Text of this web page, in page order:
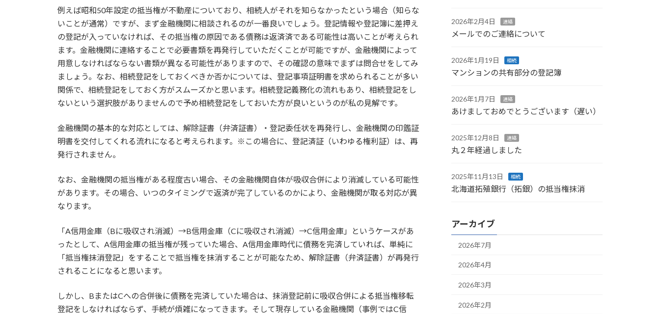
例えば昭和50年設定の抵当権が不動産についており、相続人がそれを知らなかったという場合（知らな
いことが通常）ですが、まず金融機関に相談されるのが一番良いでしょう。登記情報や登記簿に差押え
の登記が入っていなければ、その抵当権の原因である債務は返済済である可能性は高いことが考えられ
ます。金融機関に連絡することで必要書類を再発行していただくことが可能ですが、金融機関によって
用意しなければならない書類が異なる可能性がありますので、その確認の意味でまずは問合せをしてみ
ましょう。なお、相続登記をしておくべきか否かについては、登記事項証明書を求められることが多い
関係で、相続登記をしておく方がスムーズかと思います。相続登記義務化の流れもあり、相続登記をし
ないという選択肢がありませんので予め相続登記をしておいた方が良いというのが私の見解です。
金融機関の基本的な対応としては、解除証書（弁済証書）・登記委任状を再発行し、金融機関の印鑑証
明書を交付してくれる流れになると考えられます。※この場合に、登記済証（いわゆる権利証）は、再
発行されません。
なお、金融機関の抵当権がある程度古い場合、その金融機関自体が吸収合併により消滅している可能性
があります。その場合、いつのタイミングで返済が完了しているのかにより、金融機関が取る対応が異
なります。
「A信用金庫（Bに吸収され消滅）→B信用金庫（Cに吸収され消滅）→C信用金庫」というケースがあ
ったとして、A信用金庫の抵当権が残っていた場合、A信用金庫時代に債務を完済していれば、単純に
「抵当権抹消登記」をすることで抵当権を抹消することが可能なため、解除証書（弁済証書）が再発行
されることになると思います。
しかし、BまたはCへの合併後に債務を完済していた場合は、抹消登記前に吸収合併による抵当権移転
登記をしなければならず、手続が煩雑になってきます。そして現存している金融機関（事例ではC信
2026年2月4日 連絡
メールでのご連絡について
2026年1月19日 相続
マンションの共有部分の登記簿
2026年1月7日 連絡
あけましておめでとうございます（遅い）
2025年12月8日 連絡
丸２年経過しました
2025年11月13日 相続
北海道拓殖銀行（拓銀）の抵当権抹消
アーカイブ
2026年7月
2026年4月
2026年3月
2026年2月